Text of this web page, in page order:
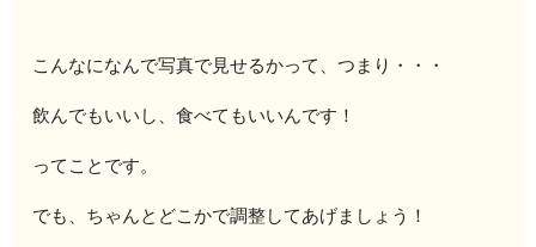
こんなになんで写真で見せるかって、つまり・・・
飲んでもいいし、食べてもいいんです！
ってことです。
でも、ちゃんとどこかで調整してあげましょう！